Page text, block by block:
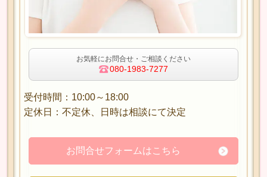
お気軽にお問合せ・ご相談ください
080-1983-7277
受付時間：10:00～18:00
定休日：不定休、日時は相談にて決定
お問合せフォームはこちら